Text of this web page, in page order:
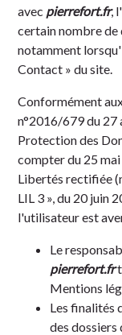
avec pierrefort.fr,
certain nombre de
notamment
Contact » du site.
Conformément
n°2016/679 du 27
Protection des
compter du 25
Libertés rectifiée
LIL 3 », du 20 juin
l'utilisateur est
Le
pierrefort.fr
Mentions
Les finalités
des